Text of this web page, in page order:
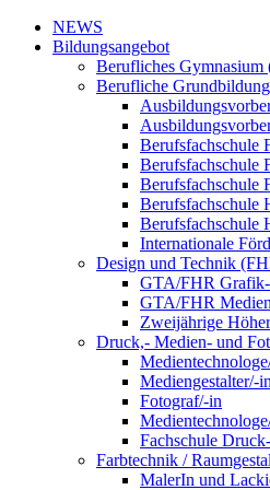
NEWS
Bildungsangebot
Berufliches
Berufliche Grundbildung
Berufsfachschule
Berufsfachschule
Berufsfachschule
Berufsfachschule
Berufsfachschule
Internationale
Design und Technik
GTA/FHR
GTA/FHR
Zweijährige
Druck,- Medien- und
Mediengestalter/-
Fotograf/-in
Fachschule
Farbtechnik /
MalerIn und